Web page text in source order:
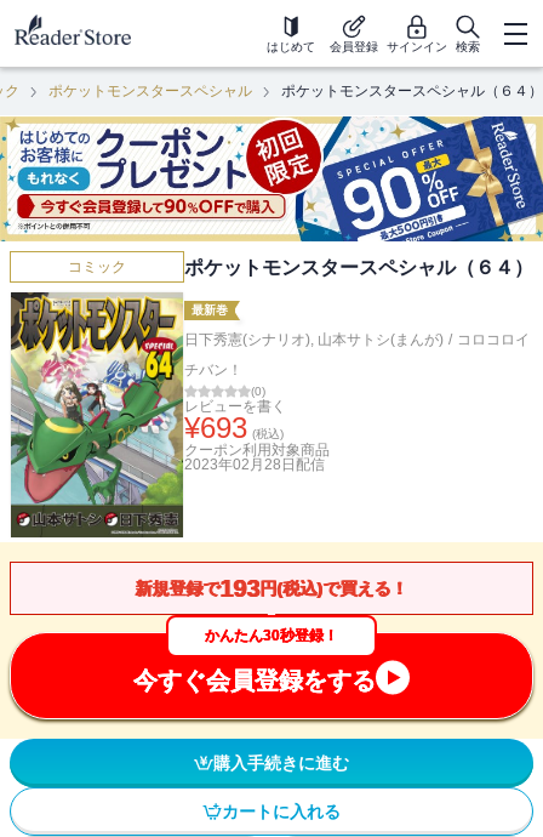
はじめて 会員登録 サインイン 検索
ク ポケットモンスタースペシャル ポケットモンスタースペシャル（６４）
コミック ポケットモンスタースペシャル（６４）
最新巻
日下秀憲(シナリオ), 山本サトシ(まんが) / コロコロイ
チバン！
(0)
レビューを書く
¥693 (税込)
クーポン利用対象商品
2023年02月28日 配信
新規登録で193円(税込)で買える！
かんたん30秒登録！
今すぐ会員登録をする
購入手続きに進む
カートに入れる